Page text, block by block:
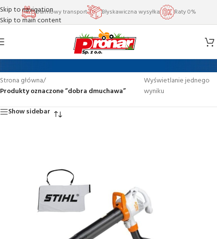
Skip to navigation
Skip to main content
Darmowy transport Błyskawiczna wysyłka Raty 0%
dobra dmuchawa
Strona główna/
Produkty oznaczone “dobra dmuchawa”
Wyświetlanie jednego
wyniku
Show sidebar